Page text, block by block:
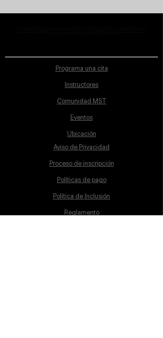
Programa una cita
Instructores
Comunidad MST
Eventos
Ubicación
Aviso de Privacidad
Proceso de inscripción
Políticas de pago
Política de Inclusión
Reglamento